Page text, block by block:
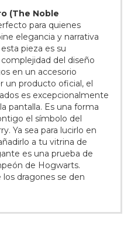
(The Noble
para quienes
elegancia y narrativa
pieza es su
del diseño
en un accesorio
un producto oficial, el
es excepcionalmente
pantalla. Es una forma
el símbolo del
Ya sea para lucirlo en
a tu vitrina de
es una prueba de
de Hogwarts.
dragones se den